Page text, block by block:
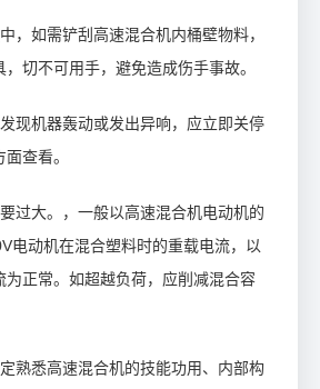
，如需铲刮高速混合机内桶壁物料，
切不可用手，避免造成伤手事故。
现机器轰动或发出异响，应立即关停
查看。
过大。，一般以高速混合机电动机的
电动机在混合塑料时的重载电流，以
为正常。如超越负荷，应削减混合容
熟悉高速混合机的技能功用、内部构